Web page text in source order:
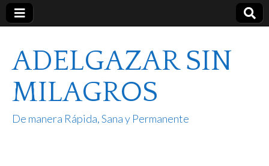
ADELGAZAR SIN
MILAGROS
De manera Rápida, Sana y Permanente